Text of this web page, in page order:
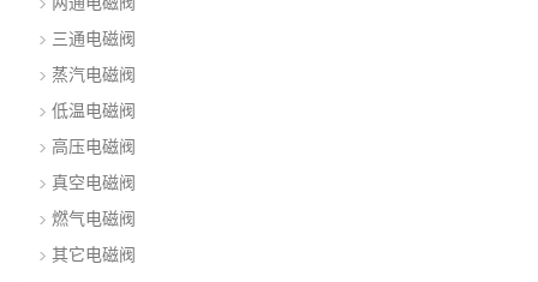
三通电磁阀
蒸汽电磁阀
低温电磁阀
高压电磁阀
真空电磁阀
燃气电磁阀
其它电磁阀